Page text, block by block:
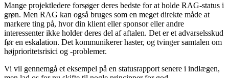
Mange projektledere forsøger deres bedste for at holde RAG-status i
grøn. Men RAG kan også bruges som en meget direkte måde at
markere ting på, hvor din klient eller sponsor eller andre
interessenter ikke holder deres del af aftalen. Det er et advarselsskud
før en eskalation. Det kommunikerer haster, og tvinger samtalen om
højprioritetsrisici og -problemer.
Vi vil gennemgå et eksempel på en statusrapport senere i indlægen,